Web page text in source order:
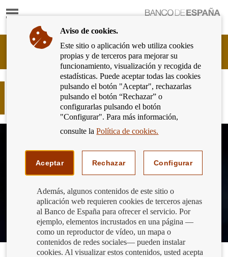
Mostrar
Ir
página
de
inicio
del
Banco
de
España
Cliente
Bancario
Banco
España
Eurosistema,
Inversores: consejos para evitar
estafas y fraudes financieros
Aviso de cookies.
Este sitio o aplicación web utiliza cookies
propias y de terceros para mejorar su
funcionamiento, visualización y recogida de
estadísticas. Puede aceptar todas las cookies
pulsando el botón "Aceptar", rechazarlas
pulsando el botón “Rechazar” o
configurarlas pulsando el botón
"Configurar". Para más información,
consulte laPolítica de cookies.
Aceptar Rechazar Configurar
Además, algunos contenidos de este sitio o
aplicación web requieren cookies de terceros ajenas
al Banco de España para ofrecer el servicio. Por
ejemplo, elementos incrustados en una página —
como un reproductor de vídeo, un mapa o
contenidos de redes sociales— pueden instalar
cookies. Al visualizar estos contenidos, usted acepta